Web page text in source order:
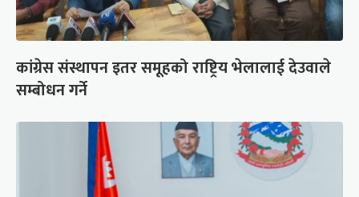
कांग्रेस संस्थापन इतर समूहको राष्ट्रिय भेलालाई देउवाले
सम्बोधन गर्ने